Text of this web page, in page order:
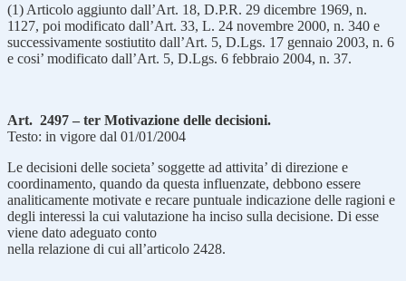
(1) Articolo aggiunto dall’Art. 18, D.P.R. 29 dicembre 1969, n.
1127, poi modificato dall’Art. 33, L. 24 novembre 2000, n. 340 e
successivamente sostiutito dall’Art. 5, D.Lgs. 17 gennaio 2003, n. 6
e cosi’ modificato dall’Art. 5, D.Lgs. 6 febbraio 2004, n. 37.
Art. 2497 – ter Motivazione delle decisioni.
Testo: in vigore dal 01/01/2004
Le decisioni delle societa’ soggette ad attivita’ di direzione e
coordinamento, quando da questa influenzate, debbono essere
analiticamente motivate e recare puntuale indicazione delle ragioni e
degli interessi la cui valutazione ha inciso sulla decisione. Di esse
viene dato adeguato conto
nella relazione di cui all’articolo 2428.